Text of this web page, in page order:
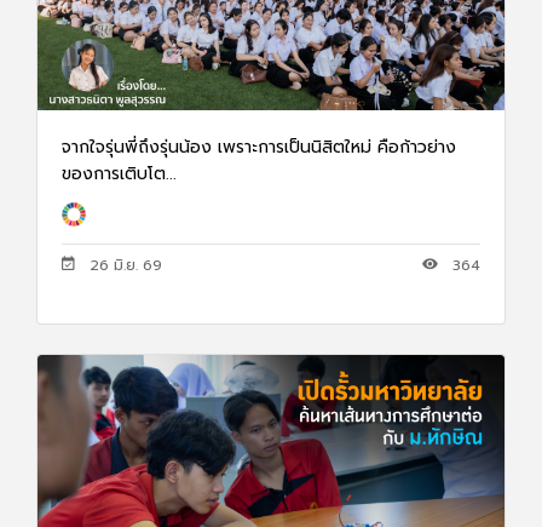
จากใจรุ่นพี่ถึงรุ่นน้อง เพราะการเป็นนิสิตใหม่ คือก้าวย่าง
ของการเติบโต...
26 มิ.ย. 69 364